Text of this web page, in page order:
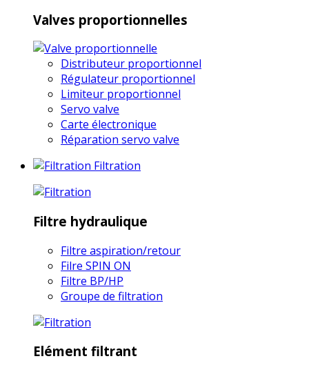
Valves proportionnelles
Distributeur proportionnel
Régulateur proportionnel
Limiteur proportionnel
Servo valve
Carte électronique
Réparation servo valve
Filtration
Filtre hydraulique
Filtre aspiration/retour
Filre SPIN ON
Filtre BP/HP
Groupe de filtration
Elément filtrant